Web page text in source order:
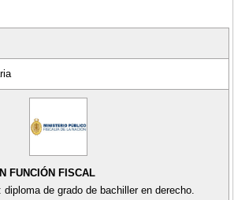
FUNCIÓN FISCAL
de grado de bachiller en derecho.